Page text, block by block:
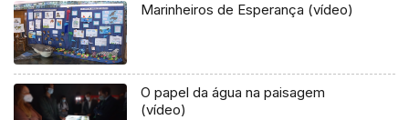
Marinheiros de Esperança (vídeo)
O papel da água na paisagem
(vídeo)